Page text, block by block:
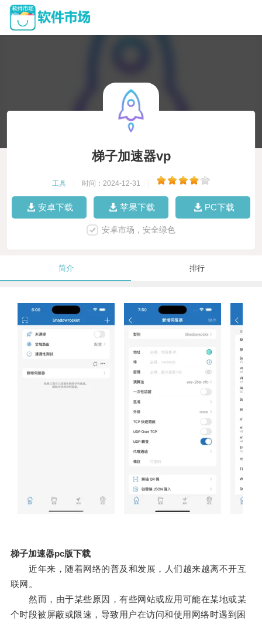
梯子加速器vp
工具 时间：2024-12-31
安卓下载 苹果下载 PC下载
安卓市场，安全绿色
简介 排行
梯子加速器pc版下载
近年来，随着网络的普及和发展，人们越来越离不开互
联网。
然而，由于某些原因，有些网站或应用可能在某地或某
个时段被屏蔽或限速，导致用户在访问和使用网络时遇到困